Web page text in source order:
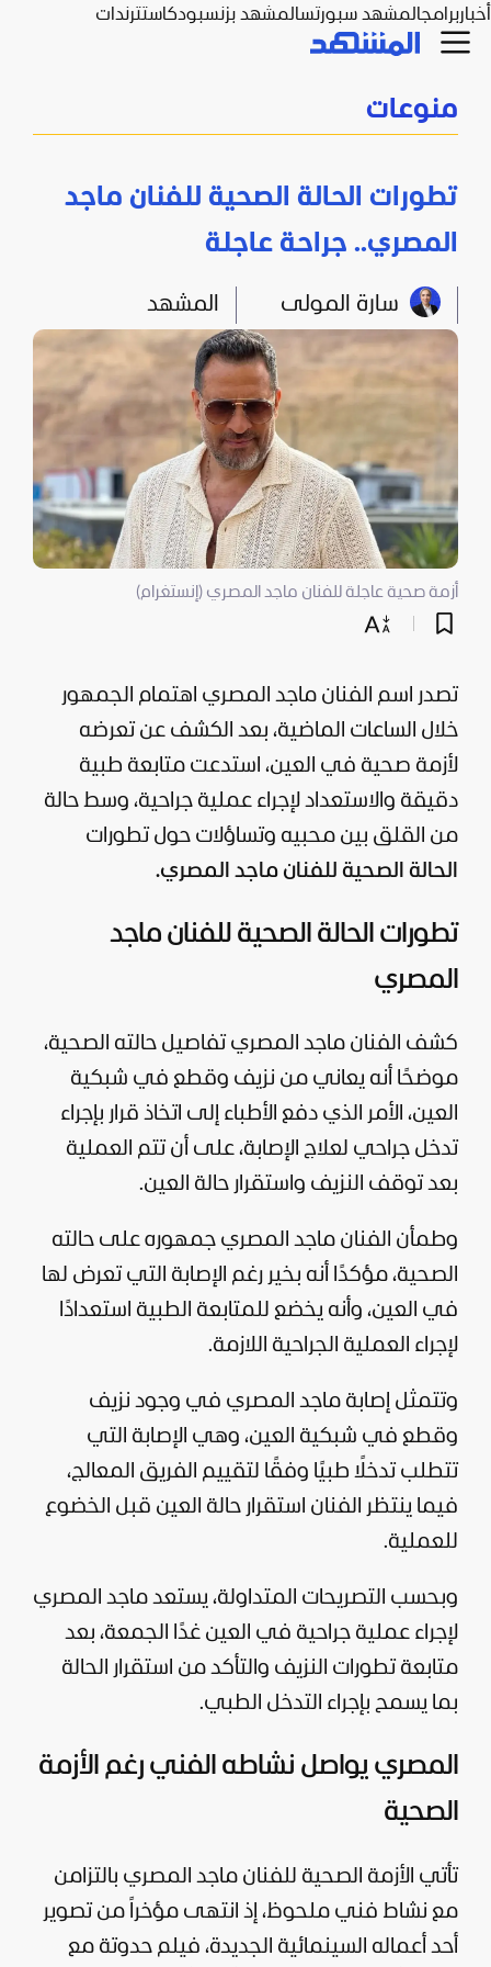
أخباربرامجالمشهد سبورتسالمشهد بزنسبودكاستترندات
منوعات
تطورات الحالة الصحية للفنان ماجد
المصري.. جراحة عاجلة
سارة المولى المشهد
أزمة صحية عاجلة للفنان ماجد المصري (إنستغرام)
تصدر اسم الفنان ماجد المصري اهتمام الجمهور
خلال الساعات الماضية، بعد الكشف عن تعرضه
لأزمة صحية في العين، استدعت متابعة طبية
دقيقة والاستعداد لإجراء عملية جراحية، وسط حالة
من القلق بين محبيه وتساؤلات حول تطورات
الحالة الصحية للفنان ماجد المصري.
تطورات الحالة الصحية للفنان ماجد
المصري
كشف الفنان ماجد المصري تفاصيل حالته الصحية،
موضحًا أنه يعاني من نزيف وقطع في شبكية
العين، الأمر الذي دفع الأطباء إلى اتخاذ قرار بإجراء
تدخل جراحي لعلاج الإصابة، على أن تتم العملية
بعد توقف النزيف واستقرار حالة العين.
وطمأن الفنان ماجد المصري جمهوره على حالته
الصحية، مؤكدًا أنه بخير رغم الإصابة التي تعرض لها
في العين، وأنه يخضع للمتابعة الطبية استعدادًا
لإجراء العملية الجراحية اللازمة.
وتتمثل إصابة ماجد المصري في وجود نزيف
وقطع في شبكية العين، وهي الإصابة التي
تتطلب تدخلًا طبيًا وفقًا لتقييم الفريق المعالج،
فيما ينتظر الفنان استقرار حالة العين قبل الخضوع
للعملية.
وبحسب التصريحات المتداولة، يستعد ماجد المصري
لإجراء عملية جراحية في العين غدًا الجمعة، بعد
متابعة تطورات النزيف والتأكد من استقرار الحالة
بما يسمح بإجراء التدخل الطبي.
المصري يواصل نشاطه الفني رغم الأزمة
الصحية
تأتي الأزمة الصحية للفنان ماجد المصري بالتزامن
مع نشاط فني ملحوظ، إذ انتهى مؤخراً من تصوير
أحد أعماله السينمائية الجديدة، فيلم حدوتة مع